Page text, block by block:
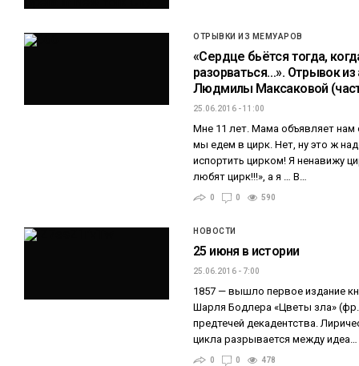
ОТРЫВКИ ИЗ МЕМУАРОВ
«Сердце бьётся тогда,
разорваться…». Отрывок
Людмилы Максаковой
25.06.2016 - 11:00
Мне 11 лет. Мама объявляет нам
мы едем в цирк. Нет, ну это ж
испортить цирком! Я ненавижу
любят цирк!!!», а я … В…
0 0 590
НОВОСТИ
25 июня в истории
25.06.2016 - 7:00
1857 — вышло первое издание
Шарля Бодлера «Цветы зла»
предтечей декадентства.
цикла разрывается между идеа…
0 0 478